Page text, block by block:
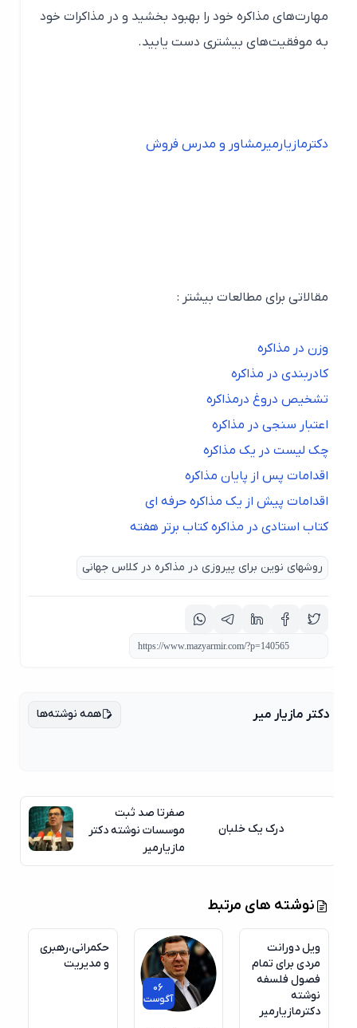
مهارت‌های مذاکره خود را بهبود بخشید و در مذاکرات خود
به موفقیت‌های بیشتری دست یابید.
دکترمازیارمیرمشاور و مدرس فروش
مقالاتی برای مطالعات بیشتر :
وزن در مذاکره
کادربندی در مذاکره
تشخیص دروغ درمذاکره
اعتبار سنجی در مذاکره
چک لیست در یک مذاکره
اقدامات پس از پایان مذاکره
اقدامات پیش از یک مذاکره حرفه ای
کتاب استادی در مذاکره کتاب برتر هفته
روشهای نوین برای پیروزی در مذاکره در کلاس جهانی
دکتر مازیار میر همه نوشته‌ها
درک یک خلبان
صفرتا صد ثبت
موسسات نوشته دکتر
مازیارمیر
نوشته های مرتبط
ویل دورانت
مردی برای تمام
فصول فلسفه
نوشته
دکترمازیارمیر
06
آگوست
حکمرانی،رهبری
و مدیریت